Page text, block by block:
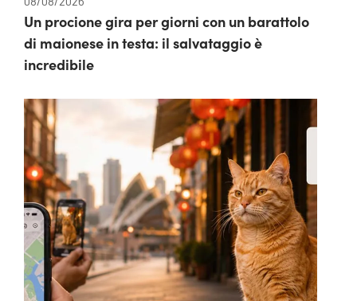
Un procione gira per giorni con un barattolo
di maionese in testa: il salvataggio è
incredibile